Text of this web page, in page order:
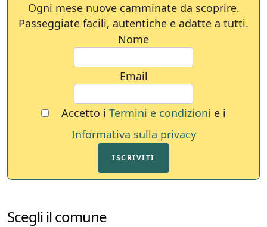
Ogni mese nuove camminate da scoprire.
Passeggiate facili, autentiche e adatte a tutti.
Nome
Email
Accetto i Termini e condizioni e i
Informativa sulla privacy
ISCRIVITI
Scegli il comune